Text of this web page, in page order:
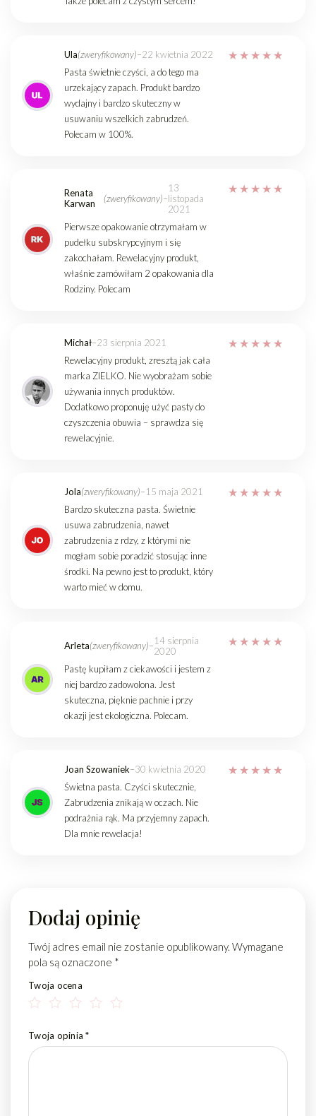
Ula(zweryfikowany)–22 kwietnia 2022
Pasta świetnie czyści, a do tego ma
urzekający zapach. Produkt bardzo
wydajny i bardzo skuteczny w
usuwaniu wszelkich zabrudzeń.
Polecam w 100%.
Renata
Karwan
(zweryfikowany)–
13
listopada
2021
Pierwsze opakowanie otrzymałam w
pudełku subskrypcyjnym i się
zakochałam. Rewelacyjny produkt,
właśnie zamówiłam 2 opakowania dla
Rodziny. Polecam
Michał–23 sierpnia 2021
Rewelacyjny produkt, zresztą jak cała
marka ZIELKO. Nie wyobrażam sobie
używania innych produktów.
Dodatkowo proponuję użyć pasty do
czyszczenia obuwia – sprawdza się
rewelacyjnie.
Jola(zweryfikowany)–15 maja 2021
Bardzo skuteczna pasta. Świetnie
usuwa zabrudzenia, nawet
zabrudzenia z rdzy, z którymi nie
mogłam sobie poradzić stosując inne
środki. Na pewno jest to produkt, który
warto mieć w domu.
Arleta(zweryfikowany)–14 sierpnia
2020
Pastę kupiłam z ciekawości i jestem z
niej bardzo zadowolona. Jest
skuteczna, pięknie pachnie i przy
okazji jest ekologiczna. Polecam.
Joan Szowaniek–30 kwietnia 2020
Świetna pasta. Czyści skutecznie,
Zabrudzenia znikają w oczach. Nie
podrażnia rąk. Ma przyjemny zapach.
Dla mnie rewelacja!
Dodaj opinię
Twój adres email nie zostanie opublikowany. Wymagane
pola są oznaczone *
Twoja ocena
Twoja opinia*